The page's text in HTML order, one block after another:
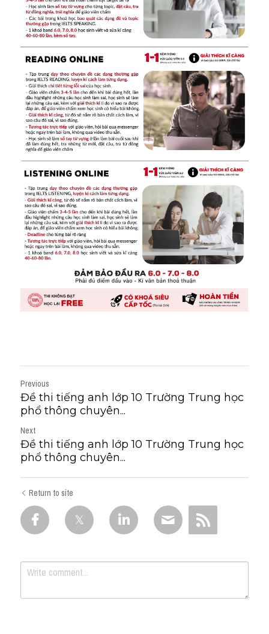
Previous
Đề thi tiếng anh lớp 10 Trường Trung học
phổ thông chuyên...
Next
Đề thi tiếng anh lớp 10 Trường Trung học
phổ thông chuyên...
Return to site